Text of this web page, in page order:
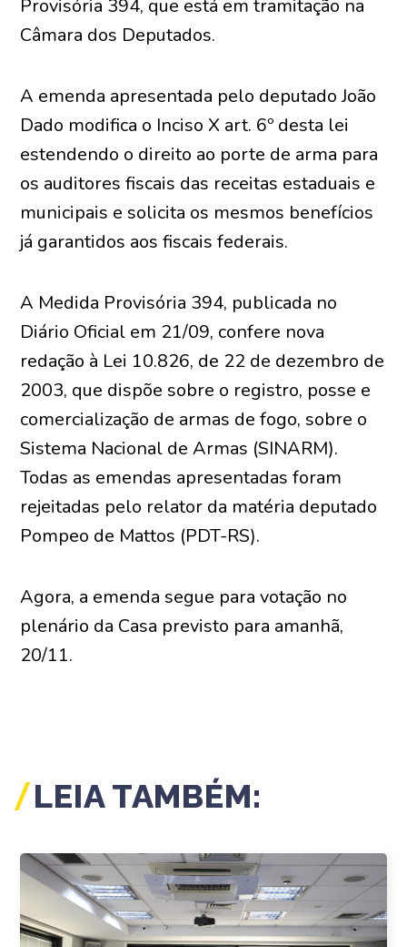
Provisória 394, que está em tramitação na
Câmara dos Deputados.
A emenda apresentada pelo deputado João
Dado modifica o Inciso X art. 6º desta lei
estendendo o direito ao porte de arma para
os auditores fiscais das receitas estaduais e
municipais e solicita os mesmos benefícios
já garantidos aos fiscais federais.
A Medida Provisória 394, publicada no
Diário Oficial em 21/09, confere nova
redação à Lei 10.826, de 22 de dezembro de
2003, que dispõe sobre o registro, posse e
comercialização de armas de fogo, sobre o
Sistema Nacional de Armas (SINARM).
Todas as emendas apresentadas foram
rejeitadas pelo relator da matéria deputado
Pompeo de Mattos (PDT-RS).
Agora, a emenda segue para votação no
plenário da Casa previsto para amanhã,
20/11.
LEIA TAMBÉM: